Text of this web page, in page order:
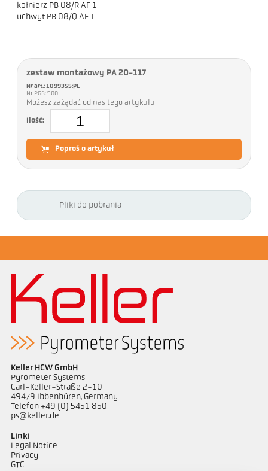
kołnierz PB 08/R AF 1
uchwyt PB 08/Q AF 1
zestaw montażowy PA 20-117
Nr art.: 1099355:PL
Nr PGB: 500
Możesz zażądać od nas tego artykułu
Ilość:
Poproś o artykuł
Pliki do pobrania
Keller HCW GmbH
Pyrometer Systems
Carl-Keller-Straße 2-10
49479 Ibbenbüren, Germany
Telefon +49 (0) 5451 850
ps@keller.de
Linki
Legal Notice
Privacy
GTC